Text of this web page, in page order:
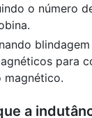
o número
para
magnético.
a